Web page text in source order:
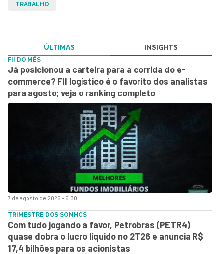
TRABALHO
ÚLTIMAS IN$IGHTS
7 de agosto de 2026 - 6:30
FII DO MÊS
Já posicionou a carteira para a corrida do e-
commerce? FII logístico é o favorito dos analistas
para agosto; veja o ranking completo
TRIMESTRE DOS SONHOS
Com tudo jogando a favor, Petrobras (PETR4)
quase dobra o lucro líquido no 2T26 e anuncia R$
17,4 bilhões para os acionistas